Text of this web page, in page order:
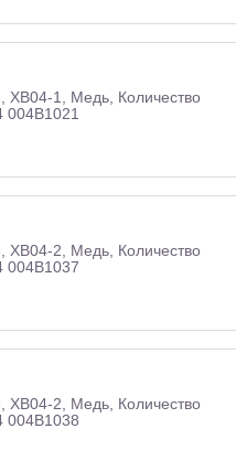
XB04-1, Медь, Количество
004B1021
XB04-2, Медь, Количество
004B1037
XB04-2, Медь, Количество
004B1038